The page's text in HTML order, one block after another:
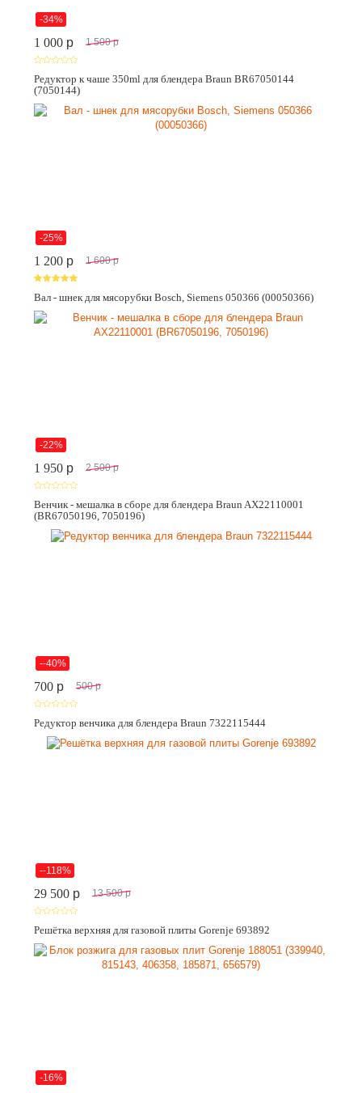
-34%
1 000 p 1 500 p
Редуктор к чаше 350ml для блендера Braun BR67050144
(7050144)
-25%
1 200 p 1 600 p
Вал - шнек для мясорубки Bosch, Siemens 050366 (00050366)
-22%
1 950 p 2 500 p
Венчик - мешалка в сборе для блендера Braun AX22110001
(BR67050196, 7050196)
--40%
700 p 500 p
Редуктор венчика для блендера Braun 7322115444
--118%
29 500 p 13 500 p
Решётка верхняя для газовой плиты Gorenje 693892
-16%